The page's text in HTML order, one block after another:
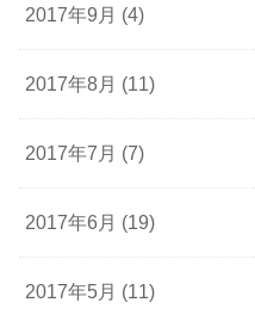
2017年9月 (4)
2017年8月 (11)
2017年7月 (7)
2017年6月 (19)
2017年5月 (11)